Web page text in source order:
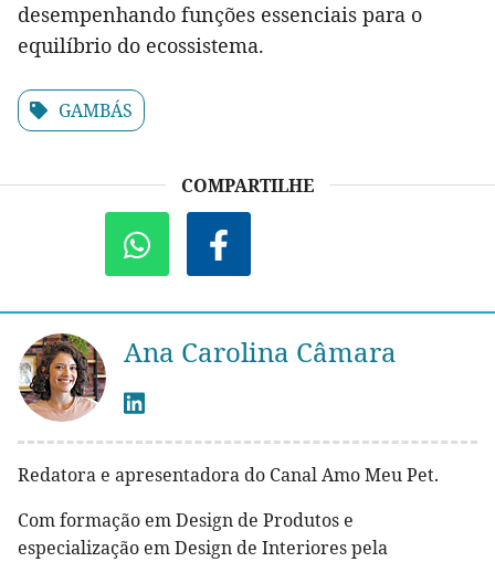
desempenhando funções essenciais para o
equilíbrio do ecossistema.
GAMBÁS
COMPARTILHE
Ana Carolina Câmara
Redatora e apresentadora do Canal Amo Meu Pet.
Com formação em Design de Produtos e
especialização em Design de Interiores pela